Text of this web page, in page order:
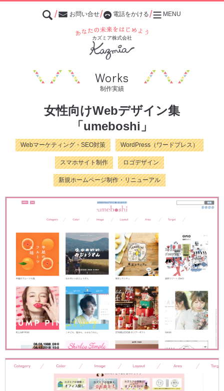
お問い合せ 電話をかける MENU
カズミア株式会社
Works
制作実績
女性向けWebデザイン集
「umeboshi」
Webマーケティング・SEO対策 WordPress（ワードプレス）
スマホサイト制作 ロゴデザイン
新規ホームページ制作・リニューアル